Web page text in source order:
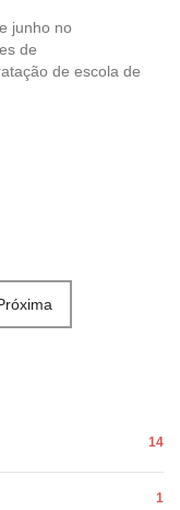
junho no
de
de escola de
14
1